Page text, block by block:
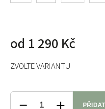
od 1 290 Kč
ZVOLTE VARIANTU